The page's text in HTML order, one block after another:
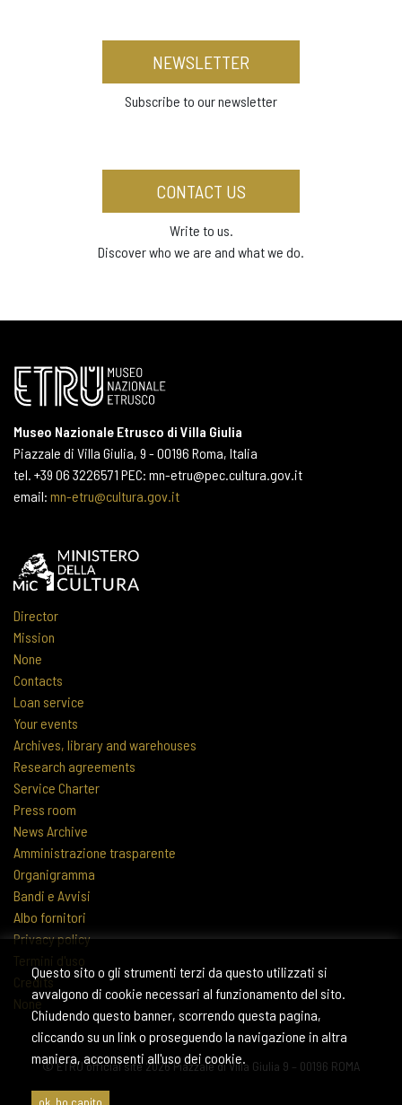
Questo sito o gli strumenti terzi da questo utilizzati si
avvalgono di cookie necessari al funzionamento del sito.
Chiudendo questo banner, scorrendo questa pagina,
cliccando su un link o proseguendo la navigazione in altra
maniera, acconsenti all'uso dei cookie.
ok, ho capito
NEWSLETTER
Subscribe to our newsletter
CONTACT US
Write to us.
Discover who we are and what we do.
Museo Nazionale Etrusco di Villa Giulia
Piazzale di Villa Giulia, 9 - 00196 Roma, Italia
tel. +39 06 3226571 PEC: mn-etru@pec.cultura.gov.it
email: mn-etru@cultura.gov.it
Director
Mission
None
Contacts
Loan service
Your events
Archives, library and warehouses
Research agreements
Service Charter
Press room
News Archive
Amministrazione trasparente
Organigramma
Bandi e Avvisi
Albo fornitori
Privacy policy
Termini d'uso
Credits
None
© ETRU official site 2026 Piazzale di Villa Giulia 9 – 00196 ROMA